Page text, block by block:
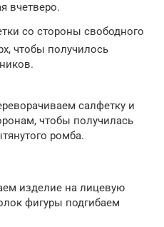
вчетверо.
со стороны свободного
чтобы получилось
салфетку и
чтобы получилась
ромба.
изделие на лицевую
фигуры подгибаем